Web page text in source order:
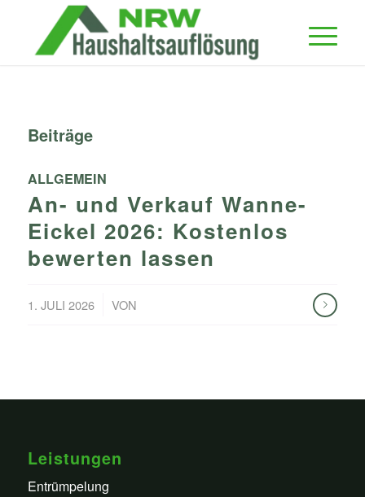
Beiträge
ALLGEMEIN
An- und Verkauf Wanne-
Eickel 2026: Kostenlos
bewerten lassen
1. JULI 2026 VON
Leistungen
Entrümpelung